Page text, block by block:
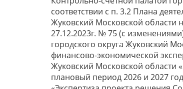
соответствии с п. 3.2 Плана
Жуковский Московской области
27.12.2023г. № 75 (с
городского округа Жуковский
финансово-экономической
Жуковский Московской области
плановый период 2026 и 2027